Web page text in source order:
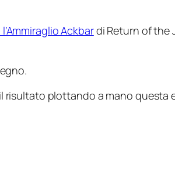
Ackbardi Return of the
risultato plottando a mano questa